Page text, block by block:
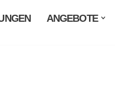
ANGEBOTE